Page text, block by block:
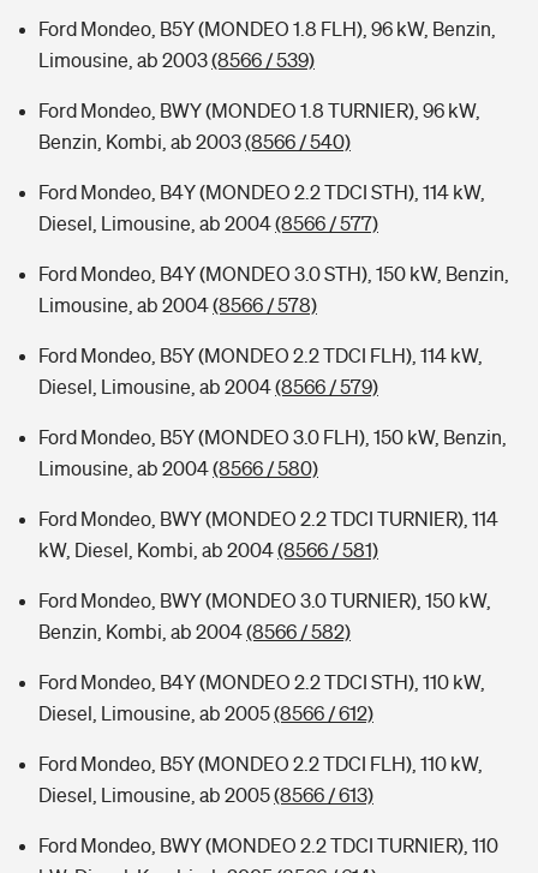
Ford Mondeo, B5Y (MONDEO 1.8 FLH), 96 kW, Benzin,
Limousine, ab 2003(8566 / 539)
Ford Mondeo, BWY (MONDEO 1.8 TURNIER), 96 kW,
Benzin, Kombi, ab 2003(8566 / 540)
Ford Mondeo, B4Y (MONDEO 2.2 TDCI STH), 114 kW,
Diesel, Limousine, ab 2004(8566 / 577)
Ford Mondeo, B4Y (MONDEO 3.0 STH), 150 kW, Benzin,
Limousine, ab 2004(8566 / 578)
Ford Mondeo, B5Y (MONDEO 2.2 TDCI FLH), 114 kW,
Diesel, Limousine, ab 2004(8566 / 579)
Ford Mondeo, B5Y (MONDEO 3.0 FLH), 150 kW, Benzin,
Limousine, ab 2004(8566 / 580)
Ford Mondeo, BWY (MONDEO 2.2 TDCI TURNIER), 114
kW, Diesel, Kombi, ab 2004(8566 / 581)
Ford Mondeo, BWY (MONDEO 3.0 TURNIER), 150 kW,
Benzin, Kombi, ab 2004(8566 / 582)
Ford Mondeo, B4Y (MONDEO 2.2 TDCI STH), 110 kW,
Diesel, Limousine, ab 2005(8566 / 612)
Ford Mondeo, B5Y (MONDEO 2.2 TDCI FLH), 110 kW,
Diesel, Limousine, ab 2005(8566 / 613)
Ford Mondeo, BWY (MONDEO 2.2 TDCI TURNIER), 110